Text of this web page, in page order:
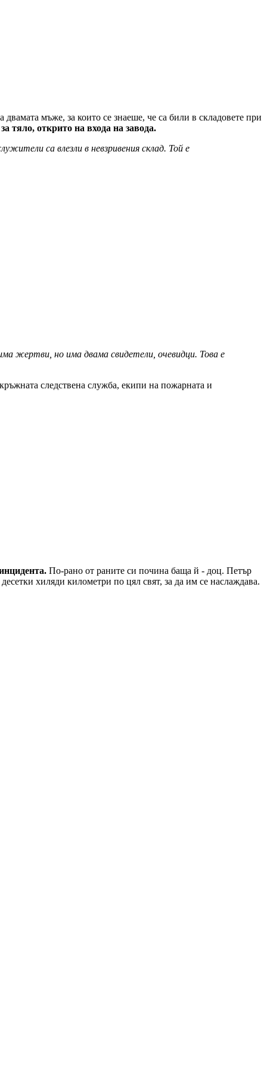
мъже, за които се знаеше, че са били в складовете при
тяло, открито на входа на завода.
са влезли в невзривения склад. Той е
жертви, но има двама свидетели, очевидци. Това е
следствена служба, екипи на пожарната и
По-рано от раните си почина баща й - доц. Петър
хиляди километри по цял свят, за да им се наслаждава.